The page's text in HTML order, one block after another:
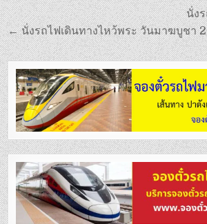
แนะแนว
เรื่อง
นั่ง
← นั่งรถไฟเดินทางไหว้พระ วันมาฆบูชา